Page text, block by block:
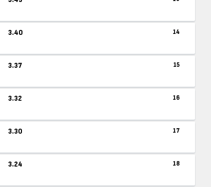
3.40 14
3.37 15
3.32 16
3.30 17
3.24 18